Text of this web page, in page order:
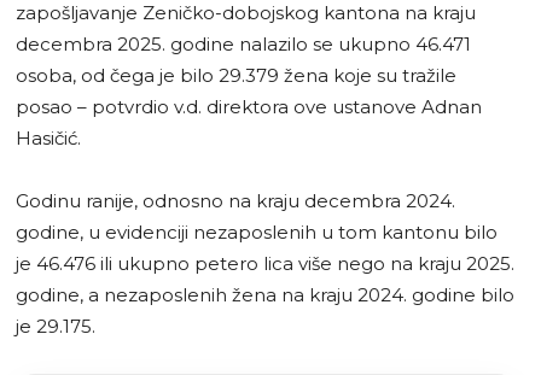
zapošljavanje Zeničko-dobojskog kantona na kraju
decembra 2025. godine nalazilo se ukupno 46.471
osoba, od čega je bilo 29.379 žena koje su tražile
posao – potvrdio v.d. direktora ove ustanove Adnan
Hasičić.
Godinu ranije, odnosno na kraju decembra 2024.
godine, u evidenciji nezaposlenih u tom kantonu bilo
je 46.476 ili ukupno petero lica više nego na kraju 2025.
godine, a nezaposlenih žena na kraju 2024. godine bilo
je 29.175.